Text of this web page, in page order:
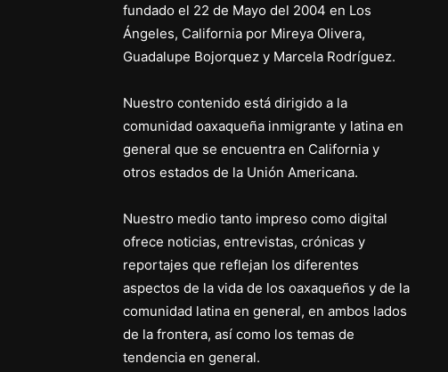
fundado el 22 de Mayo del 2004 en Los
Ángeles, California por Mireya Olivera,
Guadalupe Bojorquez y Marcela Rodríguez.
Nuestro contenido está dirigido a la
comunidad oaxaqueña inmigrante y latina en
general que se encuentra en California y
otros estados de la Unión Americana.
Nuestro medio tanto impreso como digital
ofrece noticias, entrevistas, crónicas y
reportajes que reflejan los diferentes
aspectos de la vida de los oaxaqueños y de la
comunidad latina en general, en ambos lados
de la frontera, así como los temas de
tendencia en general.